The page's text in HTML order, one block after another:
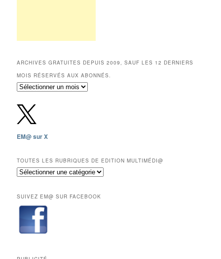
ARCHIVES GRATUITES DEPUIS 2009, SAUF LES 12 DERNIERS
MOIS RÉSERVÉS AUX ABONNÉS.
Archives
depuis
2009,
sauf
les
mois
réservés
aux
EM@ sur X
TOUTES LES RUBRIQUES DE EDITION MULTIMÉDI@
Toutes
de
Edition
Multimédi@
SUIVEZ EM@ SUR FACEBOOK